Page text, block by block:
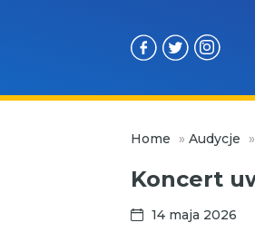
Home » Audycje »
Koncert
14 maja 2026